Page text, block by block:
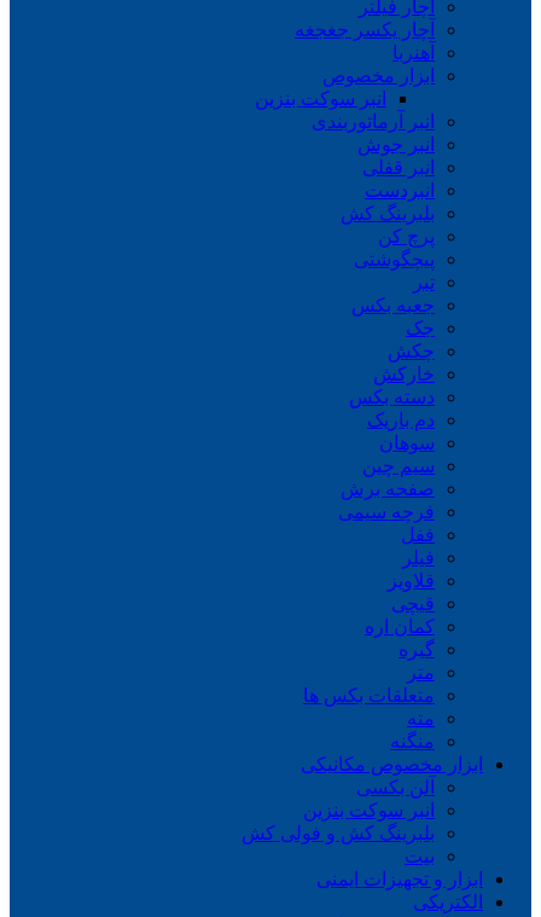
آچار فیلتر
آچار یکسر جغجغه
آهنربا
ابزار مخصوص
انبر سوکت بنزین
انبر آرماتوربندی
انبر جوش
انبر قفلی
انبردست
بلبرینگ کش
پرچ کن
پیچگوشتی
تبر
جعبه بکس
جک
چکش
خارکش
دسته بکس
دم باریک
سوهان
سیم چین
صفحه برش
فرچه سیمی
ففل
فیلر
قلاویز
قیچی
کمان اره
گیره
متر
متعلقات بکس ها
مته
منگنه
ابزار مخصوص مکانیکی
آلن بکسی
انبر سوکت بنزین
بلبرینگ کش و فولی کش
بیت
ابزار و تجهیزات ایمنی
الکتریکی